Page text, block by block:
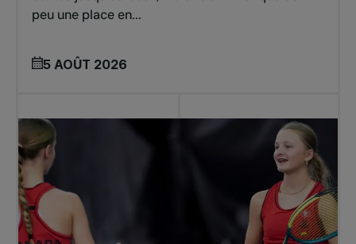
peu une place en...
5 AOÛT 2026